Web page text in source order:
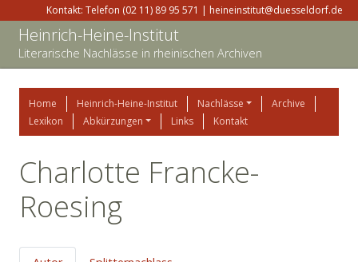
Kontakt: Telefon (02 11) 89 95 571 | heineinstitut@duesseldorf.de
Heinrich-Heine-Institut
Literarische Nachlässe in rheinischen Archiven
Home Heinrich-Heine-Institut Nachlässe
Archive
Lexikon
Abkürzungen Links Kontakt
Charlotte Francke-
Roesing